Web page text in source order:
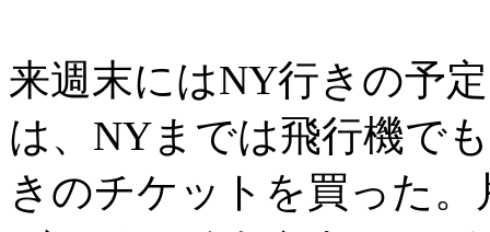
来週末にはNY行きの予
は、NYまでは飛行機で
きのチケットを買った